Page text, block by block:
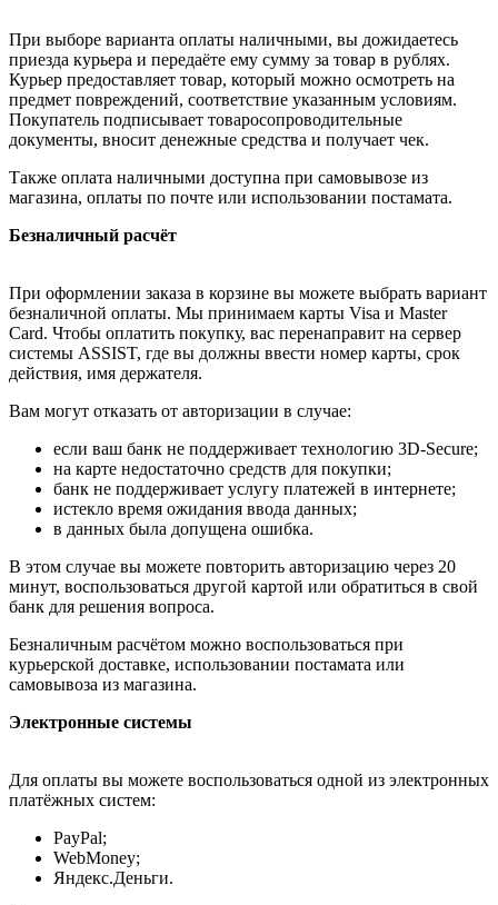
При выборе варианта оплаты наличными, вы дожидаетесь
приезда курьера и передаёте ему сумму за товар в рублях.
Курьер предоставляет товар, который можно осмотреть на
предмет повреждений, соответствие указанным условиям.
Покупатель подписывает товаросопроводительные
документы, вносит денежные средства и получает чек.
Также оплата наличными доступна при самовывозе из
магазина, оплаты по почте или использовании постамата.
Безналичный расчёт
При оформлении заказа в корзине вы можете выбрать вариант
безналичной оплаты. Мы принимаем карты Visa и Master
Card. Чтобы оплатить покупку, вас перенаправит на сервер
системы ASSIST, где вы должны ввести номер карты, срок
действия, имя держателя.
Вам могут отказать от авторизации в случае:
если ваш банк не поддерживает технологию 3D-Secure;
на карте недостаточно средств для покупки;
банк не поддерживает услугу платежей в интернете;
истекло время ожидания ввода данных;
в данных была допущена ошибка.
В этом случае вы можете повторить авторизацию через 20
минут, воспользоваться другой картой или обратиться в свой
банк для решения вопроса.
Безналичным расчётом можно воспользоваться при
курьерской доставке, использовании постамата или
самовывоза из магазина.
Электронные системы
Для оплаты вы можете воспользоваться одной из электронных
платёжных систем:
PayPal;
WebMoney;
Яндекс.Деньги.